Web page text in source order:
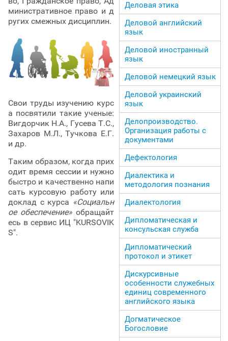
министративное право и д
ругих смежных дисциплин.
Свои труды изучению курс
а посвятили такие ученые:
Вигдорчик Н.А., Гусева Т.С.,
Захаров М.Л., Тучкова Е.Г.
и др.
Таким образом, когда прих
одит время сессии и нужно
быстро и качественно напи
сать курсовую работу или
доклад с курса «Социальн
ое обеспечение» обращайт
есь в сервис ИЦ "KURSOVIK
S".
Деловая этика
Деловой английский
язык
Деловой иностранный
язык
Деловой немецкий язык
Деловой украинский
язык
Делопроизводство.
Организация работы с
документами
Дефектология
Диалектика и
методология познания
Диалектология
Дипломатическая и
консульская служба
Дипломатический
протокол и этикет
Дискурсивные
особенности служебных
единиц современного
английского языка
Догматическое
Богословие